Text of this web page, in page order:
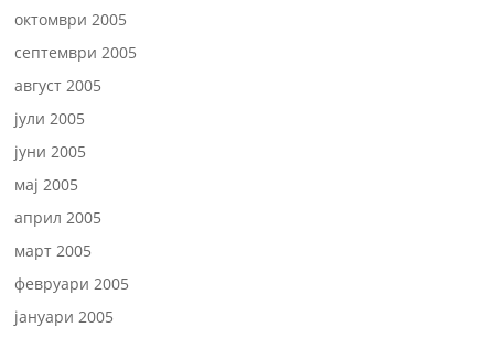
октомври 2005
септември 2005
август 2005
јули 2005
јуни 2005
мај 2005
април 2005
март 2005
февруари 2005
јануари 2005